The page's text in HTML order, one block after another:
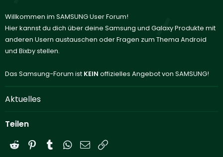
Willkommen im SAMSUNG User Forum!
Hier kannst du dich über deine Samsung und Galaxy Produkte mit
anderen Usern austauschen oder Fragen zum Thema Android
und Bixby stellen.
Das Samsung-Forum ist KEIN offizielles Angebot von SAMSUNG!
Aktuelles
Teilen
Reddit PinterestTumblrWhatsApp
E-Mail